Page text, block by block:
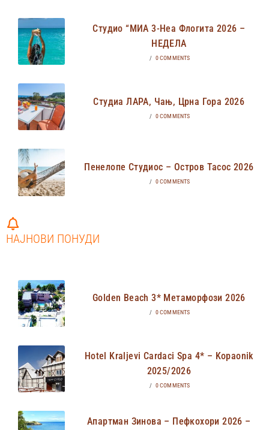
Студио “МИА 3-Неа Флогита 2026 –
НЕДЕЛА
/ 0 COMMENTS
Студиа ЛАРА, Чањ, Црна Гора 2026
/ 0 COMMENTS
Пенелопе Студиос – Остров Тасос 2026
/ 0 COMMENTS
НАЈНОВИ ПОНУДИ
Golden Beach 3* Метаморфози 2026
/ 0 COMMENTS
Hotel Kraljevi Cardaci Spa 4* – Kopaonik
2025/2026
/ 0 COMMENTS
Апартман Зинова – Пефкохори 2026 –